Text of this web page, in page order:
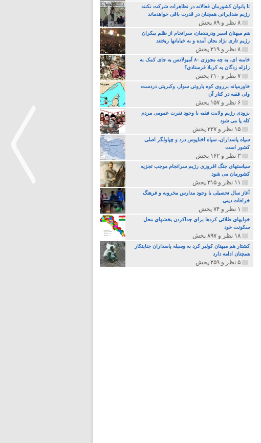
تا بانوان کشورمان فعالانه در تظاهرات شرکت نکنند
رژیم ضدایرانی همچنان در قدرت باقی خواهدماند
۸ نظر و ۸۹ پخش
هم میهنان اسیر ودربندمان، سرانجام از ظلم بیکران
رژیم تازی نژاد بجان آمده و به خبابانها ریختند
۸ نظر و ۲۱۹ پخش
خامنه ای، به چه مجوزی ۸۰ آمبولانس به جای کمک به
زلزله زدگان به کربلا فرستادی؟
۷ نظر و ۲۱۰ پخش
خاورمیانه برروی کوه باروتی سوار، وکبریتی دردست
ولی فقیه در کنار آن
۶ نظر و ۱۵۷ پخش
بزودی رژیم ولایت فقیه با وجود نفرت عمومی مردم
کله پا می شود
۱۵ نظر و ۳۲۷ پخش
سپاه پاسداران، سپاه اختاپوس دزد و چپاولگر اصلی
کشور است
۳ نظر و ۱۶۲ پخش
سیاستهای جنگ افروزی رژیم سرانجام موجب تجزیه
کشورمان می شود
۱۱ نظر و ۳۱۵ پخش
آغاز سال تحصیلی با وجود مدارس مخروبه و فرهنگ
خرافات دینی
۱ نظر و ۷۴ پخش
خوابهای طلائی کردها برای جداکردن بخشهای محل
سکونت خود
۱۸ نظر و ۸۹۷ پخش
کشتار هم میهنان کولبر کرد به وسیله پاسداران جنایتکار
همچنان ادامه دارد
۵ نظر و ۲۵۹ پخش